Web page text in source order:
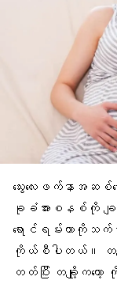
သွေးလေးဖက်နာအဆစ်
ခုခံအားစနစ်ကို ချပ
ရောင်ရမ်းတာကိုသက်သာ
ကိုယ်စီပါတယ်။ တချို့ဆ
တတ်ပြီး တချို့ကတေ